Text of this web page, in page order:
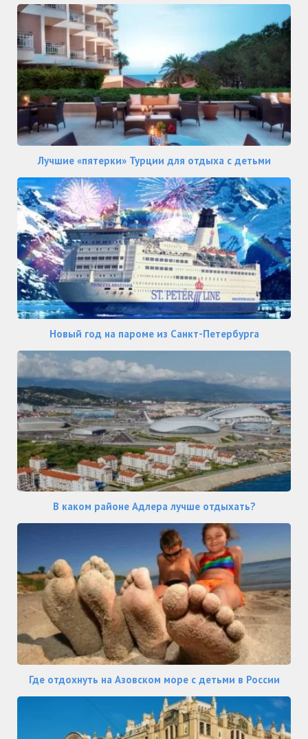
Лучшие «пятерки» Турции для отдыха с детьми
Новый год на пароме из Санкт-Петербурга
В каком районе Адлера лучше отдыхать?
Где отдохнуть на Азовском море с детьми в России